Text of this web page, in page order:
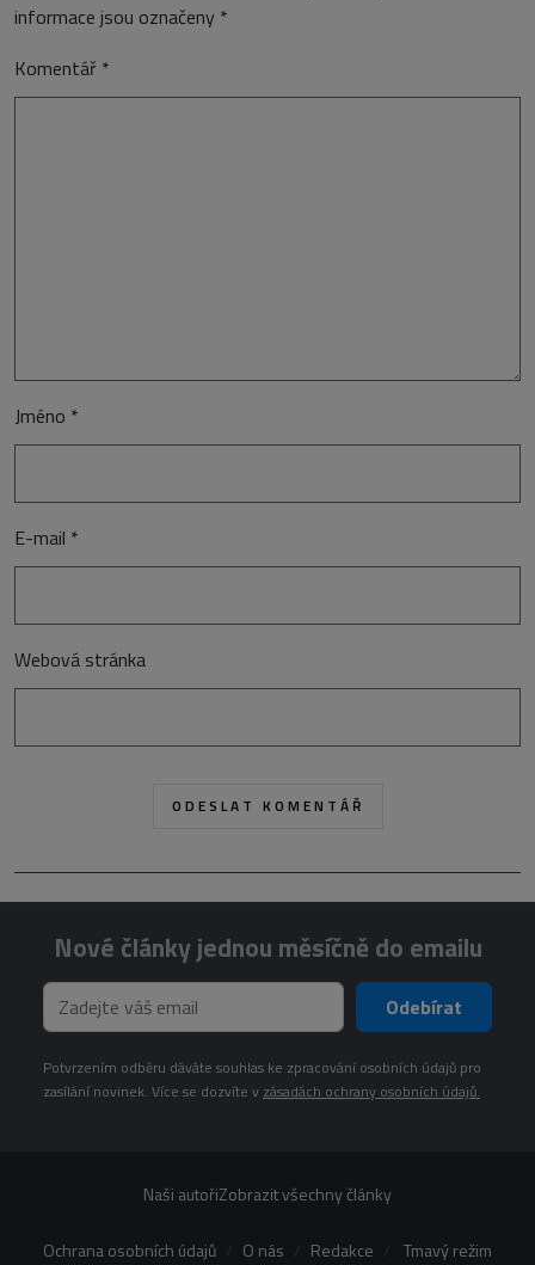
informace jsou označeny *
Komentář *
Jméno *
E-mail *
Webová stránka
Nové články jednou měsíčně do emailu
Odebírat
Potvrzením odběru dáváte souhlas ke zpracování osobních údajů pro
zasílání novinek. Více se dozvíte v zásadách ochrany osobních údajů.
Naši autořiZobrazit všechny články
Ochrana osobních údajů O nás Redakce Tmavý režim